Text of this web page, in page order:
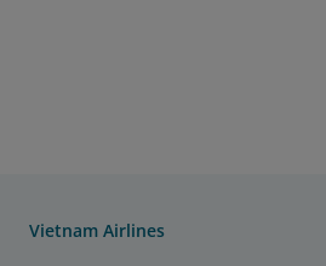
Vietnam Airlines